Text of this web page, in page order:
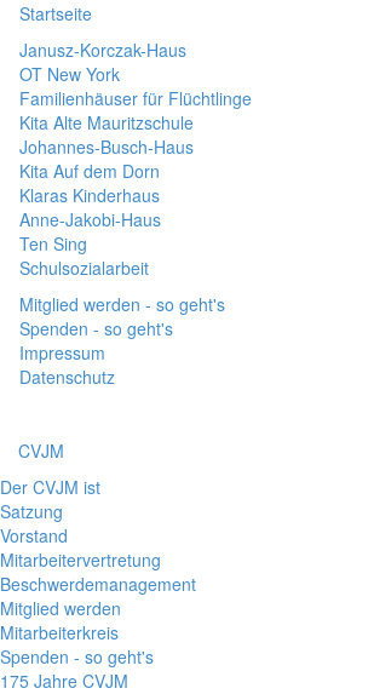
Startseite
Janusz-Korczak-Haus
OT New York
Familienhäuser für Flüchtlinge
Kita Alte Mauritzschule
Johannes-Busch-Haus
Kita Auf dem Dorn
Klaras Kinderhaus
Anne-Jakobi-Haus
Ten Sing
Schulsozialarbeit
Mitglied werden - so geht's
Spenden - so geht's
Impressum
Datenschutz
CVJM
Der CVJM ist
Satzung
Vorstand
Mitarbeitervertretung
Beschwerdemanagement
Mitglied werden
Mitarbeiterkreis
Spenden - so geht's
175 Jahre CVJM